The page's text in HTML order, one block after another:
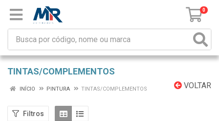
0
TINTAS/COMPLEMENTOS
VOLTAR
INÍCIO PINTURA TINTAS/COMPLEMENTOS
Filtros